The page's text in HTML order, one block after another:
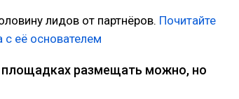
лидов от партнёров. Почитайте
её основателем
размещать можно, но